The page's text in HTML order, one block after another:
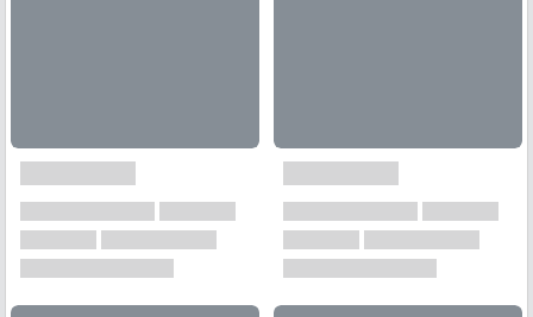
Xem tất cả →